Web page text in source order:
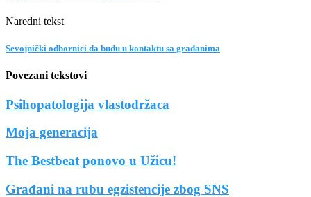
Naredni tekst
Sevojnički odbornici da budu u kontaktu sa građanima
Povezani tekstovi
Psihopatologija vlastodržaca
Moja generacija
The Bestbeat ponovo u Užicu!
Građani na rubu egzistencije zbog SNS